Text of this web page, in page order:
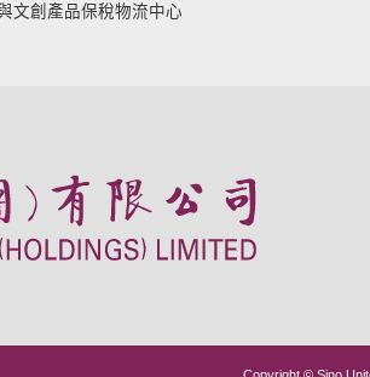
文創產品保稅物流中心